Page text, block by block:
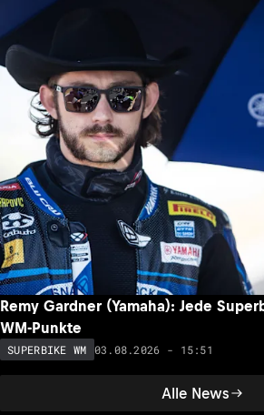
Alle News
Remy Gardner (Yamaha): Jede
WM-Punkte
SUPERBIKE WM 03.08.2026 - 15:51